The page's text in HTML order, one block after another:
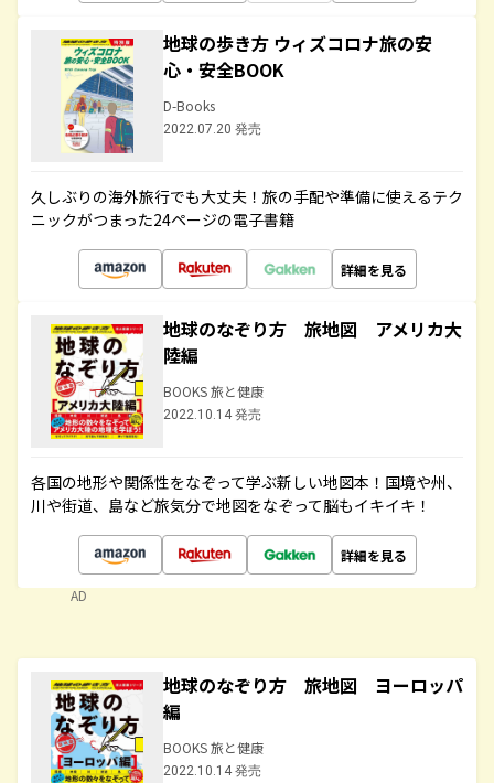
地球の歩き方 ウィズコロナ旅の安
心・安全BOOK
D-Books
2022.07.20 発売
久しぶりの海外旅行でも大丈夫！旅の手配や準備に使えるテク
ニックがつまった24ページの電子書籍
詳細を見る
地球のなぞり方 旅地図 アメリカ大
陸編
BOOKS 旅と健康
2022.10.14 発売
各国の地形や関係性をなぞって学ぶ新しい地図本！国境や州、
川や街道、島など旅気分で地図をなぞって脳もイキイキ！
詳細を見る
AD
地球のなぞり方 旅地図 ヨーロッパ
編
BOOKS 旅と健康
2022.10.14 発売